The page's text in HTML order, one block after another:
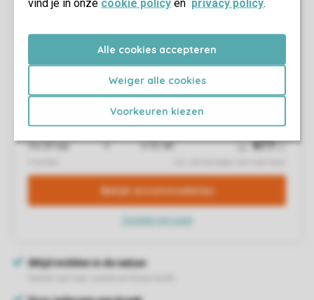
Alle cookies accepteren
Weiger alle cookies
Voorkeuren kiezen